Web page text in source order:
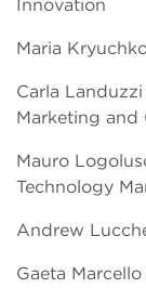
Innovation
Maria
Carla
Marketing and
Mauro
Technology
Andrew
Gaeta